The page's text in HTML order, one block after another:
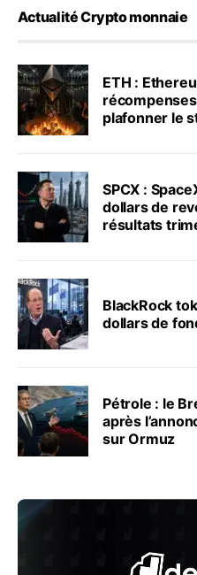
Actualité Crypto monnaie
ETH :
plafonner le
SPCX :
dollars de
résultats
BlackRock
dollars de
Pétrole : le
après
sur Ormuz